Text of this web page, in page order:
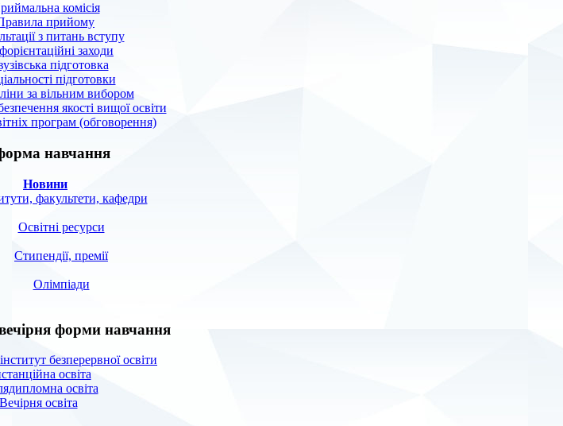
комісія
прийому
з питань вступу
заходи
підготовка
підготовки
за вільним вибором
якості вищої освіти
програм (обговорення)
навчання
Новини
факультети, кафедри
Освітні ресурси
Стипендії, премії
Олімпіади
форми навчання
безперервної освіти
освіта
освіта
Вечірня освіта